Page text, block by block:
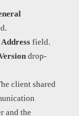
field.
drop-
client shared
and the